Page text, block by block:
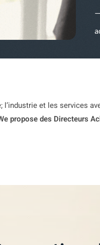
et les services
propose des Directeurs